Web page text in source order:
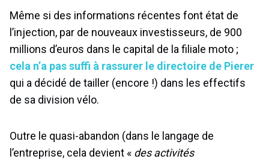
Même si des informations récentes font état de
l’injection, par de nouveaux investisseurs, de 900
millions d’euros dans le capital de la filiale moto ;
cela n’a pas suffi à rassurer le directoire de Pierer
qui a décidé de tailler (encore !) dans les effectifs
de sa division vélo.
Outre le quasi-abandon (dans le langage de
l’entreprise, cela devient « des activités